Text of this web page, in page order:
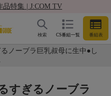
品特集 | J:COM TV
CS番組一覧 番組表
検索
ノーブラ巨乳叔母に生中●し
すぎるノーブラ